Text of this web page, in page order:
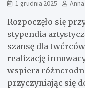
1 grudnia 2025
Rozpoczęło się
stypendia
szansę dla
realizację
wspiera
przyczyniając się